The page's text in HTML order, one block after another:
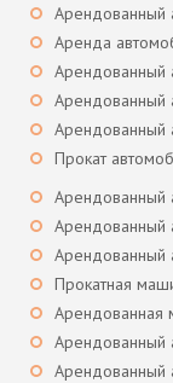
Арендованный
Аренда
Арендованный
Арендованный
Арендованный
Прокат
Арендованный
Арендованный
Арендованный
Прокатная
Арендованная
Арендованный
Арендованный